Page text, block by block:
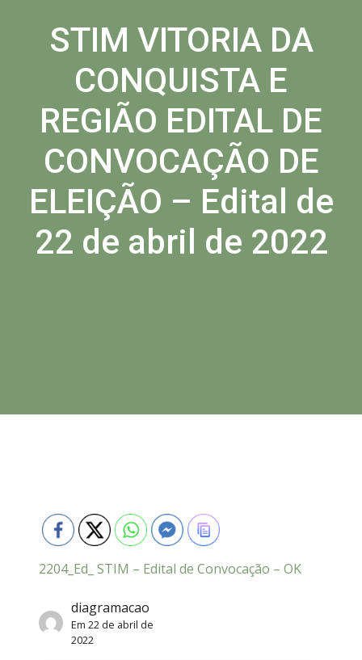
STIM VITORIA DA
CONQUISTA E
REGIÃO EDITAL DE
CONVOCAÇÃO DE
ELEIÇÃO – Edital de
22 de abril de 2022
2204_Ed_ STIM – Edital de Convocação – OK
diagramacao
Em 22 de abril de
2022